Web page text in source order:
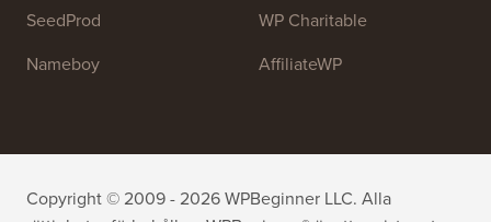
WPForms
All in One SEO
WP Mail SMTP
Smash Balloon
WP Simple Pay
Easy Digital Downloads
RafflePress
PushEngage